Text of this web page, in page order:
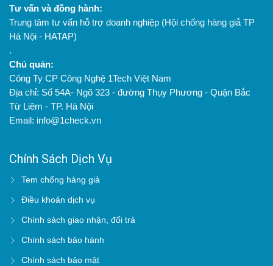
Tư vấn và đồng hành:
Trung tâm tư vấn hỗ trợ doanh nghiệp (Hội chống hàng giả TP
Hà Nội - HATAP)
.
Chủ quản:
Công Ty CP Công Nghệ 1Tech Việt Nam
Địa chỉ: Số 54A- Ngõ 323 - đường Thụy Phương - Quận Bắc
Từ Liêm - TP. Hà Nội
Email: info@1check.vn
Chính Sách Dịch Vụ
Tem chống hàng giả
Điều khoản dịch vụ
Chính sách giao nhận, đổi trả
Chính sách bảo hành
Chính sách bảo mật